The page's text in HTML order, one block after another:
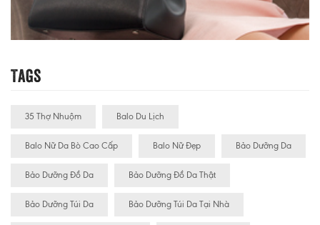
Tags
35 Thợ Nhuộm Balo Du Lịch
Balo Nữ Da Bò Cao Cấp Balo Nữ Đẹp Bảo Dưỡng Da
Bảo Dưỡng Đồ Da Bảo Dưỡng Đồ Da Thật
Bảo Dưỡng Túi Da Bảo Dưỡng Túi Da Tại Nhà